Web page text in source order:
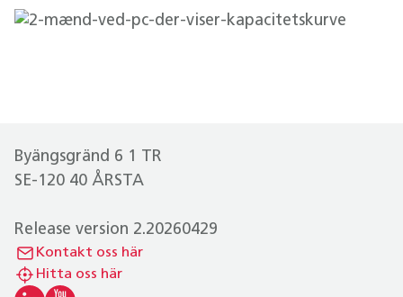
Byängsgränd 6 1 TR
SE-120 40 ÅRSTA
Release version 2.20260429
Kontakt oss här
Hitta oss här